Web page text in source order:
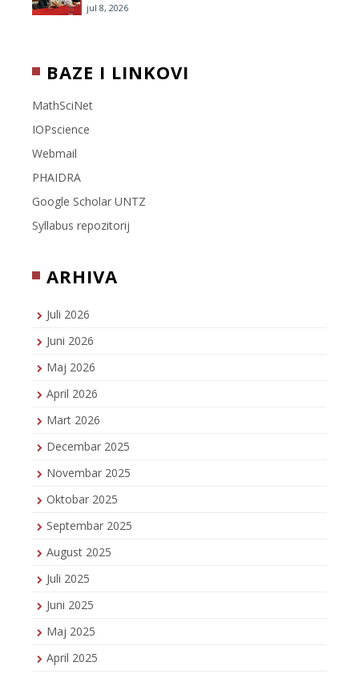
jul 8, 2026
BAZE I LINKOVI
MathSciNet
IOPscience
Webmail
PHAIDRA
Google Scholar UNTZ
Syllabus repozitorij
ARHIVA
Juli 2026
Juni 2026
Maj 2026
April 2026
Mart 2026
Decembar 2025
Novembar 2025
Oktobar 2025
Septembar 2025
August 2025
Juli 2025
Juni 2025
Maj 2025
April 2025